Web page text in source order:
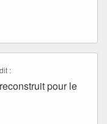
:
pour le